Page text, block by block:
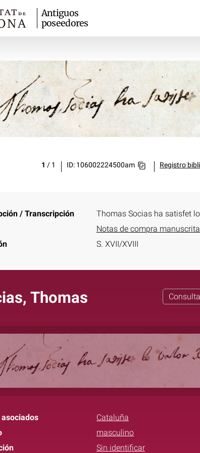
Antiguos
poseedores
1 / 1 ID: 106002224500am Registro
/ Transcripción
Thomas Socias ha satisfet
Notas de compra
S. XVII/XVIII
Thomas
asociados
Cataluña
masculino
Sin identificar